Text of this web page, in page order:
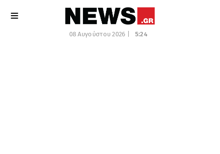
08 Αυγούστου 2026 | 5:24